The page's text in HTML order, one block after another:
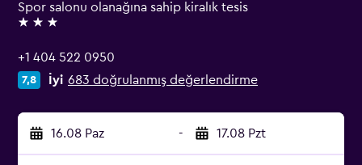
Spor salonu olanağına sahip kiralık tesis
3 yıldız
+1 404 522 0950
7,8 İyi 683 doğrulanmış değerlendirme
16.08 Paz - 17.08 Pzt